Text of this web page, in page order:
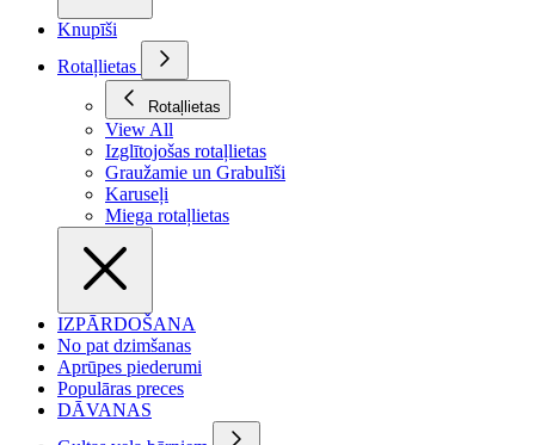
Knupīši
Rotaļlietas
Rotaļlietas
View All
Izglītojošas rotaļlietas
Graužamie un Grabulīši
Karuseļi
Miega rotaļlietas
IZPĀRDOŠANA
No pat dzimšanas
Aprūpes piederumi
Populāras preces
DĀVANAS